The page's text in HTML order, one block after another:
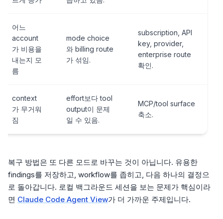
어느
account
가 비용을
내는지 모
름
mode choice
와 billing route
가 섞임.
subscription, API
key, provider,
enterprise route
확인.
context
가 무거워
짐
effort보다 tool
output이 문제
일 수 있음.
MCP/tool surface
축소.
복구 방법은 또 다른 모드로 바꾸는 것이 아닙니다. 유용한
findings를 저장하고, workflow를 좁히고, 다음 하나의 결정으
로 돌아갑니다. 로컬 백그라운드 세션을 보는 문제가 핵심이라
면 Claude Code Agent View가 더 가까운 주제입니다.